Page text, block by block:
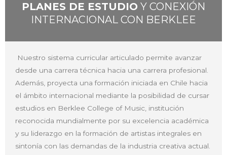
PLANES DE ESTUDIO Y CONEXIÓN
INTERNACIONAL CON BERKLEE
Nuestro sistema curricular articulado permite avanzar
desde una carrera técnica hacia una carrera profesional.
Además, proyecta una formación iniciada en Chile hacia
el ámbito internacional mediante la posibilidad de cursar
estudios en Berklee College of Music, institución
reconocida mundialmente por su excelencia académica
y su liderazgo en la formación de artistas integrales en
sintonía con las demandas de la industria creativa actual.